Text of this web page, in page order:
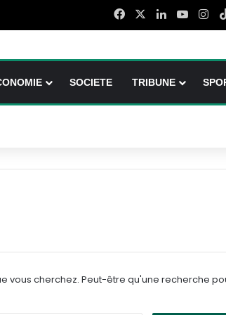
FacebookLinkedin
SOCIETE TRIBUNE
vous cherchez. Peut-être qu'une recherche